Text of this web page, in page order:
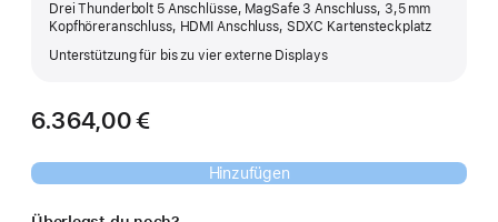
Drei Thunderbolt 5 Anschlüsse, MagSafe 3 Anschluss, 3,5 mm
Kopfhöreranschluss, HDMI Anschluss, SDXC Kartensteckplatz
Unterstützung für bis zu vier externe Displays
6.364,00 €
Hinzufügen